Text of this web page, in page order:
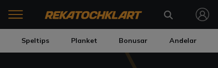
Speltips Planket Bonusar Andelar